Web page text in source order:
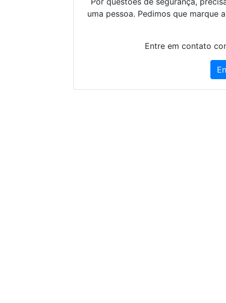
uma pessoa. Pedimos que marque
Entre em contato